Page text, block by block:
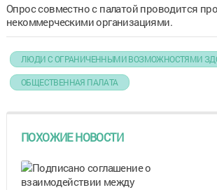
Опрос совместно с палатой проводится
некоммерческими организациями.
ЛЮДИ С ОГРАНИЧЕННЫМИ ВОЗМОЖНОСТЯМИ
ОБЩЕСТВЕННАЯ ПАЛАТА
ПОХОЖИЕ НОВОСТИ